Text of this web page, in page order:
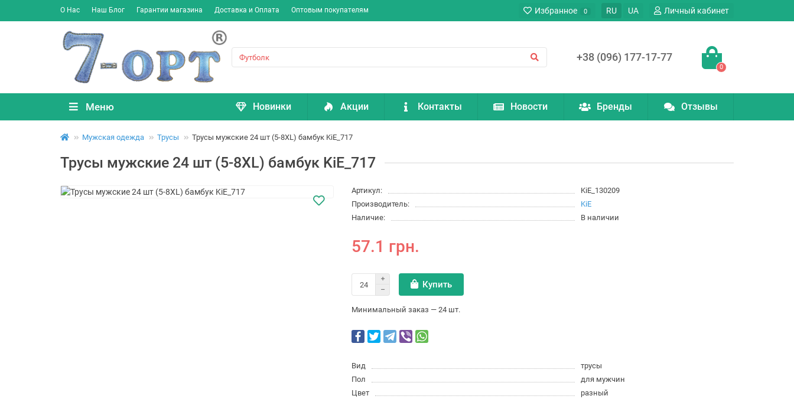
О Нас Наш Блог Гарантии магазина Доставка и Оплата Оптовым покупателям Избранное 0 RU UA Личный кабинет
+38 (096) 177-17-77
0
Меню Новинки Акции Контакты Новости Бренды Отзывы
Мужская одежда Трусы Трусы мужские 24 шт (5-8XL) бамбук KiE_717
Трусы мужские 24 шт (5-8XL) бамбук KiE_717
Артикул:
KiE_130209
Производитель:
KiE
Наличие:
В наличии
57.1 грн.
Купить
Минимальный заказ — 24 шт.
Вид
трусы
Пол
для мужчин
Цвет
разный